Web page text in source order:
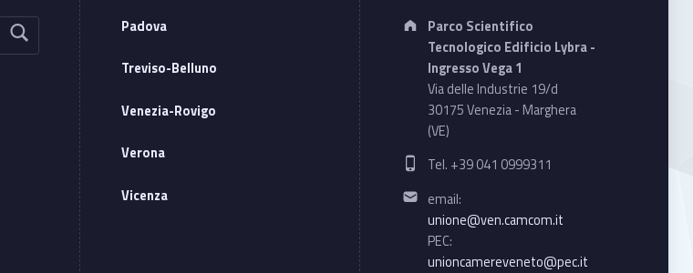
Padova
Treviso-Belluno
Venezia-Rovigo
Verona
Vicenza
Address:
Parco Scientifico
Tecnologico Edificio Lybra -
Ingresso Vega 1
Via delle Industrie 19/d
30175 Venezia - Marghera
(VE)
Phone number:
Tel. +39 041 0999311
Email address:
email:
unione@ven.camcom.it
PEC:
unioncamereveneto@pec.it